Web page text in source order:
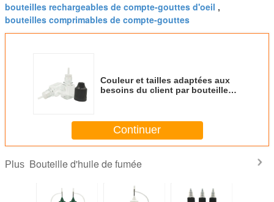
bouteilles rechargeables de compte-gouttes d'oeil ,
bouteilles comprimables de compte-gouttes
Couleur et tailles adaptées aux
besoins du client par bouteilles
forme
Continuer
Plus Bouteille d'huile de fumée